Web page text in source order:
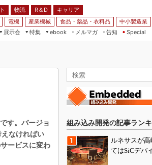
物流 R＆D
キャリア
電機 産業機械 食品・薬品・衣料品
中小製造業
展示会
特集
ebook
メルマガ
告知 Special
す。バージョ
なければい
ービスに変わ
組み込み開発の記事ラン
ルネサスが
てはSiCデバ